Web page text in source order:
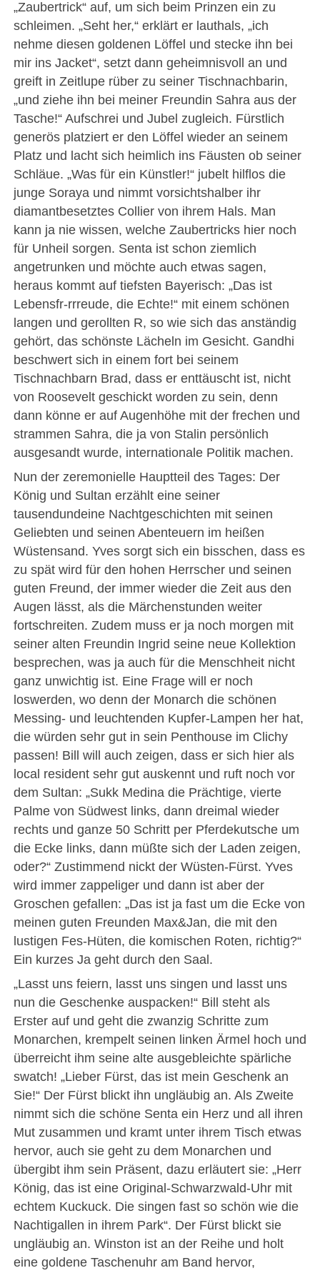
„Zaubertrick“ auf, um sich beim Prinzen ein zu
schleimen. „Seht her,“ erklärt er lauthals, „ich
nehme diesen goldenen Löffel und stecke ihn bei
mir ins Jacket“, setzt dann geheimnisvoll an und
greift in Zeitlupe rüber zu seiner Tischnachbarin,
„und ziehe ihn bei meiner Freundin Sahra aus der
Tasche!“ Aufschrei und Jubel zugleich. Fürstlich
generös platziert er den Löffel wieder an seinem
Platz und lacht sich heimlich ins Fäusten ob seiner
Schläue. „Was für ein Künstler!“ jubelt hilflos die
junge Soraya und nimmt vorsichtshalber ihr
diamantbesetztes Collier von ihrem Hals. Man
kann ja nie wissen, welche Zaubertricks hier noch
für Unheil sorgen. Senta ist schon ziemlich
angetrunken und möchte auch etwas sagen,
heraus kommt auf tiefsten Bayerisch: „Das ist
Lebensfr-rrreude, die Echte!“ mit einem schönen
langen und gerollten R, so wie sich das anständig
gehört, das schönste Lächeln im Gesicht. Gandhi
beschwert sich in einem fort bei seinem
Tischnachbarn Brad, dass er enttäuscht ist, nicht
von Roosevelt geschickt worden zu sein, denn
dann könne er auf Augenhöhe mit der frechen und
strammen Sahra, die ja von Stalin persönlich
ausgesandt wurde, internationale Politik machen.
Nun der zeremonielle Hauptteil des Tages: Der
König und Sultan erzählt eine seiner
tausendundeine Nachtgeschichten mit seinen
Geliebten und seinen Abenteuern im heißen
Wüstensand. Yves sorgt sich ein bisschen, dass es
zu spät wird für den hohen Herrscher und seinen
guten Freund, der immer wieder die Zeit aus den
Augen lässt, als die Märchenstunden weiter
fortschreiten. Zudem muss er ja noch morgen mit
seiner alten Freundin Ingrid seine neue Kollektion
besprechen, was ja auch für die Menschheit nicht
ganz unwichtig ist. Eine Frage will er noch
loswerden, wo denn der Monarch die schönen
Messing- und leuchtenden Kupfer-Lampen her hat,
die würden sehr gut in sein Penthouse im Clichy
passen! Bill will auch zeigen, dass er sich hier als
local resident sehr gut auskennt und ruft noch vor
dem Sultan: „Sukk Medina die Prächtige, vierte
Palme von Südwest links, dann dreimal wieder
rechts und ganze 50 Schritt per Pferdekutsche um
die Ecke links, dann müßte sich der Laden zeigen,
oder?“ Zustimmend nickt der Wüsten-Fürst. Yves
wird immer zappeliger und dann ist aber der
Groschen gefallen: „Das ist ja fast um die Ecke von
meinen guten Freunden Max&Jan, die mit den
lustigen Fes-Hüten, die komischen Roten, richtig?“
Ein kurzes Ja geht durch den Saal.
„Lasst uns feiern, lasst uns singen und lasst uns
nun die Geschenke auspacken!“ Bill steht als
Erster auf und geht die zwanzig Schritte zum
Monarchen, krempelt seinen linken Ärmel hoch und
überreicht ihm seine alte ausgebleichte spärliche
swatch! „Lieber Fürst, das ist mein Geschenk an
Sie!“ Der Fürst blickt ihn ungläubig an. Als Zweite
nimmt sich die schöne Senta ein Herz und all ihren
Mut zusammen und kramt unter ihrem Tisch etwas
hervor, auch sie geht zu dem Monarchen und
übergibt ihm sein Präsent, dazu erläutert sie: „Herr
König, das ist eine Original-Schwarzwald-Uhr mit
echtem Kuckuck. Die singen fast so schön wie die
Nachtigallen in ihrem Park“. Der Fürst blickt sie
ungläubig an. Winston ist an der Reihe und holt
eine goldene Taschenuhr am Band hervor,